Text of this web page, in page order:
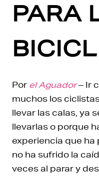
PARA
Por el Aguador– Ir
muchos los
llevar las calas, ya
llevarlas o porque
experiencia que ha
no ha sufrido la
veces al parar y